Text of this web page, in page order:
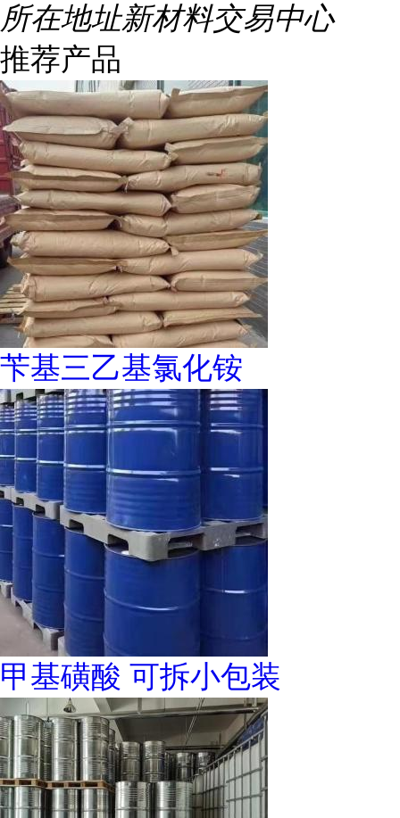
所在地址新材料交易中心
推荐产品
苄基三乙基氯化铵
甲基磺酸 可拆小包装